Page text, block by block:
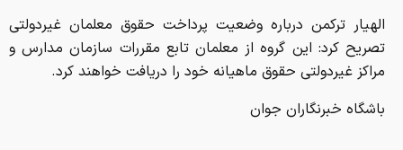
الهیار ترکمن درباره وضعیت پرداخت حقوق معلمان غیردولتی
تصریح کرد: این گروه از معلمان تابع مقررات سازمان مدارس و
مراکز غیردولتی حقوق ماهیانه خود را دریافت خواهند کرد.
باشگاه خبرنگاران جوان